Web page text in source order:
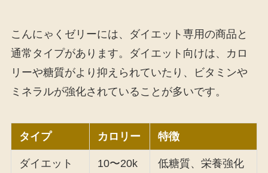
こんにゃくゼリーには、ダイエット専用の商品と
通常タイプがあります。ダイエット向けは、カロ
リーや糖質がより抑えられていたり、ビタミンや
ミネラルが強化されていることが多いです。
タイプ カロリー 特徴
ダイエット
10〜20k
低糖質、栄養強化